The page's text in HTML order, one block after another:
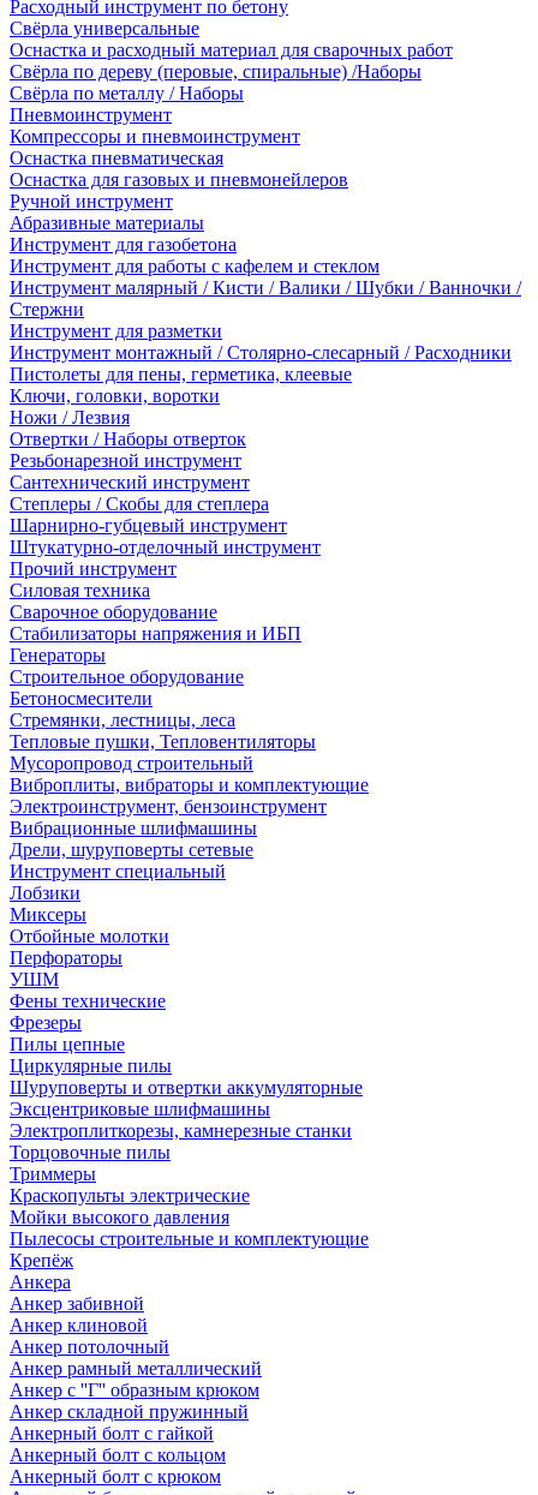
Расходный инструмент по бетону
Свёрла универсальные
Оснастка и расходный материал для сварочных работ
Свёрла по дереву (перовые, спиральные) /Наборы
Свёрла по металлу / Наборы
Пневмоинструмент
Компрессоры и пневмоинструмент
Оснастка пневматическая
Оснастка для газовых и пневмонейлеров
Ручной инструмент
Абразивные материалы
Инструмент для газобетона
Инструмент для работы с кафелем и стеклом
Инструмент малярный / Кисти / Валики / Шубки / Ванночки /
Стержни
Инструмент для разметки
Инструмент монтажный / Столярно-слесарный / Расходники
Пистолеты для пены, герметика, клеевые
Ключи, головки, воротки
Ножи / Лезвия
Отвертки / Наборы отверток
Резьбонарезной инструмент
Сантехнический инструмент
Степлеры / Скобы для степлера
Шарнирно-губцевый инструмент
Штукатурно-отделочный инструмент
Прочий инструмент
Силовая техника
Сварочное оборудование
Стабилизаторы напряжения и ИБП
Генераторы
Строительное оборудование
Бетоносмесители
Стремянки, лестницы, леса
Тепловые пушки, Тепловентиляторы
Мусоропровод строительный
Виброплиты, вибраторы и комплектующие
Электроинструмент, бензоинструмент
Вибрационные шлифмашины
Дрели, шуруповерты сетевые
Инструмент специальный
Лобзики
Миксеры
Отбойные молотки
Перфораторы
УШМ
Фены технические
Фрезеры
Пилы цепные
Циркулярные пилы
Шуруповерты и отвертки аккумуляторные
Эксцентриковые шлифмашины
Электроплиткорезы, камнерезные станки
Торцовочные пилы
Триммеры
Краскопульты электрические
Мойки высокого давления
Пылесосы строительные и комплектующие
Крепёж
Анкера
Анкер забивной
Анкер клиновой
Анкер потолочный
Анкер рамный металлический
Анкер с ''Г'' образным крюком
Анкер складной пружинный
Анкерный болт с гайкой
Анкерный болт с кольцом
Анкерный болт с крюком